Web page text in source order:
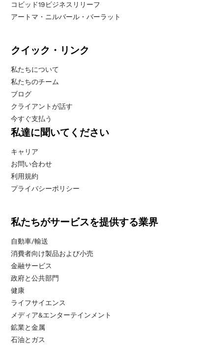
コビッド19ビジネスリリーフ
アートマ・ニルバール・バーラット
クイック・リンク
私たちについて
私たちのチーム
ブログ
クライアントが話す
今すぐ支払う
私達に聞いてください
キャリア
お問い合わせ
利用規約
プライバシーポリシー
私たちがサービスを提供する業界
自動車/輸送
消費者向け製品および小売
金融サービス
政府と公共部門
健康
ライフサイエンス
メディア&エンターテインメント
鉱業と金属
石油とガス